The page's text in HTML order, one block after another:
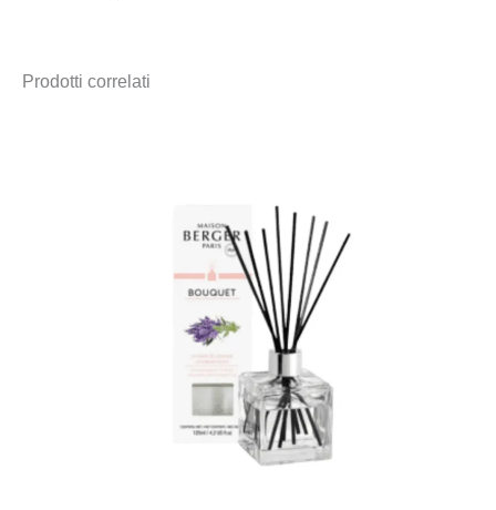
Prodotti correlati